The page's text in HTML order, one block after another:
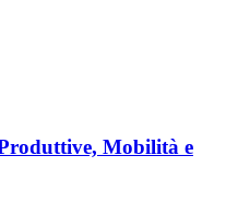
Mobilità e